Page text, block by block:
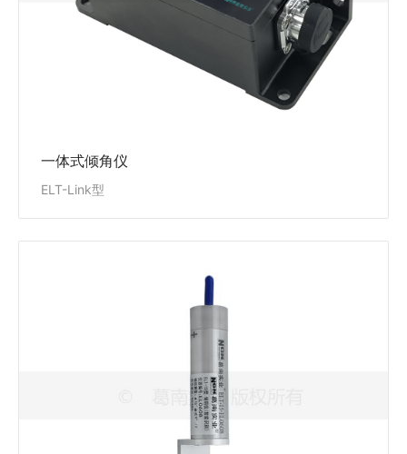
一体式倾角仪
ELT-Link型
输出信号数字量，直接显示工程值（角度）。
倾斜仪(智能)
ELT-15型倾斜仪(智能)适用于长期安装在混凝土大坝、
面板坝、土石坝等水工建筑物，及工民用建筑、道路、
桥梁、隧道、路基、土建基坑等测量其倾斜变化量，方
便实现测量数据的自动采集。